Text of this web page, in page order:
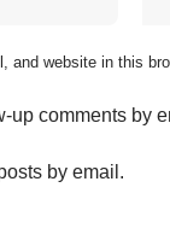
and website in this
up comments by
by email.